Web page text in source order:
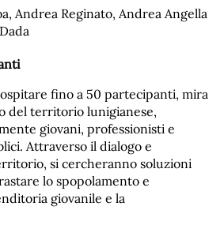
Andrea Reginato, Andrea Angella
fino a 50 partecipanti, mira
del territorio lunigianese,
giovani, professionisti e
Attraverso il dialogo e
si cercheranno soluzioni
lo spopolamento e
giovanile e la